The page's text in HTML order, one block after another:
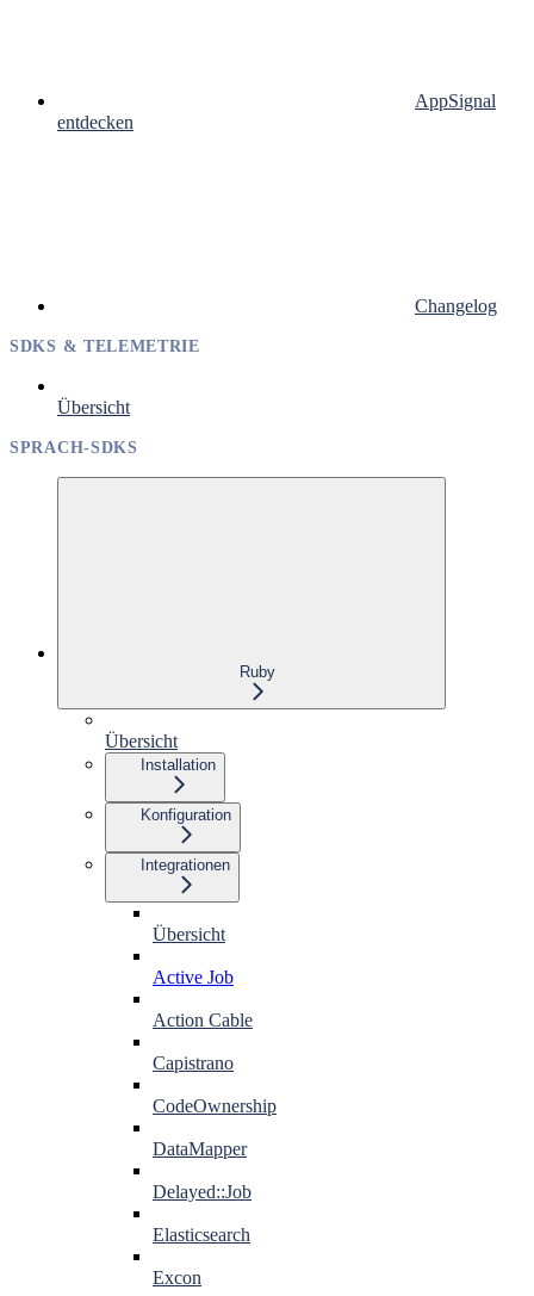
AppSignal
entdecken
Changelog
SDKS & TELEMETRIE
Übersicht
SPRACH-SDKS
Ruby
Übersicht
Installation
Konfiguration
Integrationen
Übersicht
Active Job
Action Cable
Capistrano
CodeOwnership
DataMapper
Delayed::Job
Elasticsearch
Excon